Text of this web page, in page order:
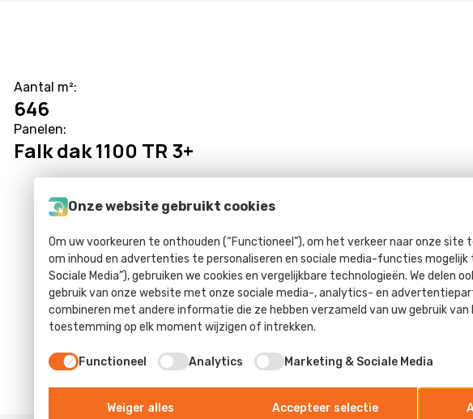
Aantal m²:
646
Panelen:
Falk dak 1100 TR 3+
Onze website gebruikt cookies
Om uw voorkeuren te onthouden (“Functioneel”), om het verkeer naar onze site
om inhoud en advertenties te personaliseren en sociale media-functies mogelijk
Sociale Media”), gebruiken we cookies en vergelijkbare technologieën. We delen
gebruik van onze website met onze sociale media-, analytics- en
combineren met andere informatie die ze hebben verzameld van uw gebruik van
toestemming op elk moment wijzigen of intrekken.
Functioneel Analytics Marketing & Sociale Media
Weiger alles Accepteer selectie